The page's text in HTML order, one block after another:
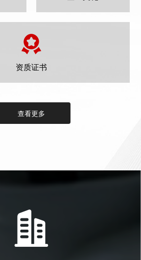
资质证书
查看更多